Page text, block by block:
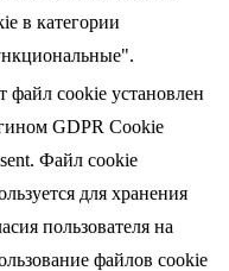
в категории
файл cookie установлен
GDPR Cookie
Файл cookie
для хранения
пользователя на
файлов cookie